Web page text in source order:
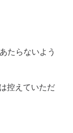
たらないよう
控えていただ